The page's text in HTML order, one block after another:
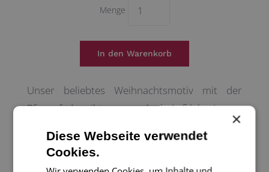
Menge
Unser beliebtes Weihnachtsmotiv mit der
Pfauenfeder gibts nun auch als Aufkleber!
Der weihnachtliche Aufkleber verschönert Ihre
Weihnachtsgeschenke, Weihnachtspost oder
×
Diese Webseite verwendet
Cookies.